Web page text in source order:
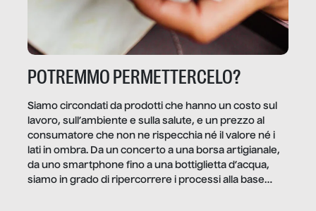
POTREMMO PERMETTERCELO?
Siamo circondati da prodotti che hanno un costo sul
lavoro, sull’ambiente e sulla salute, e un prezzo al
consumatore che non ne rispecchia né il valore né i
lati in ombra. Da un concerto a una borsa artigianale,
da uno smartphone fino a una bottiglietta d’acqua,
siamo in grado di ripercorrere i processi alla base